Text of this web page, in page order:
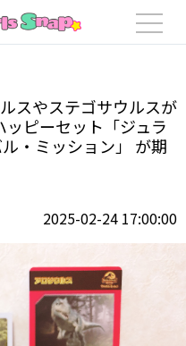
16/19】ティラノサウルスやステ
スやステゴサウルスが
ピーセット「ジュラ
・ミッション」 が期
2025-02-24 17:00:00